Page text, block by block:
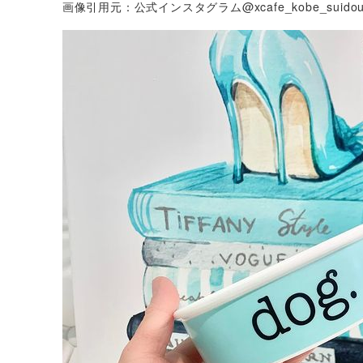
画像引用元：公式インスタグラム